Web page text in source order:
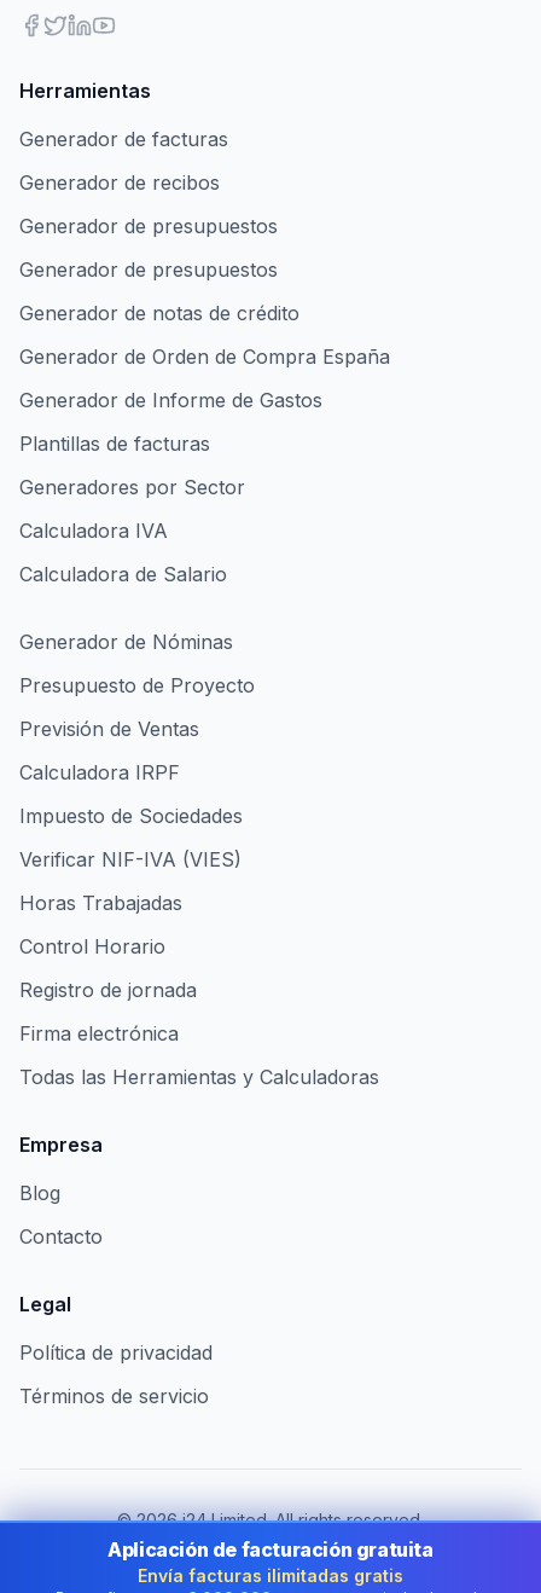
Herramientas
Generador de facturas
Generador de recibos
Generador de presupuestos
Generador de presupuestos
Generador de notas de crédito
Generador de Orden de Compra España
Generador de Informe de Gastos
Plantillas de facturas
Generadores por Sector
Calculadora IVA
Calculadora de Salario
Generador de Nóminas
Presupuesto de Proyecto
Previsión de Ventas
Calculadora IRPF
Impuesto de Sociedades
Verificar NIF-IVA (VIES)
Horas Trabajadas
Control Horario
Registro de jornada
Firma electrónica
Todas las Herramientas y Calculadoras
Empresa
Blog
Contacto
Legal
Política de privacidad
Términos de servicio
©2026i24 Limited. All rights reserved.
Al servicio de empresas en Spain
Cambiar de país:
Spain
Aplicación de facturación gratuita
Envía facturas ilimitadas gratis